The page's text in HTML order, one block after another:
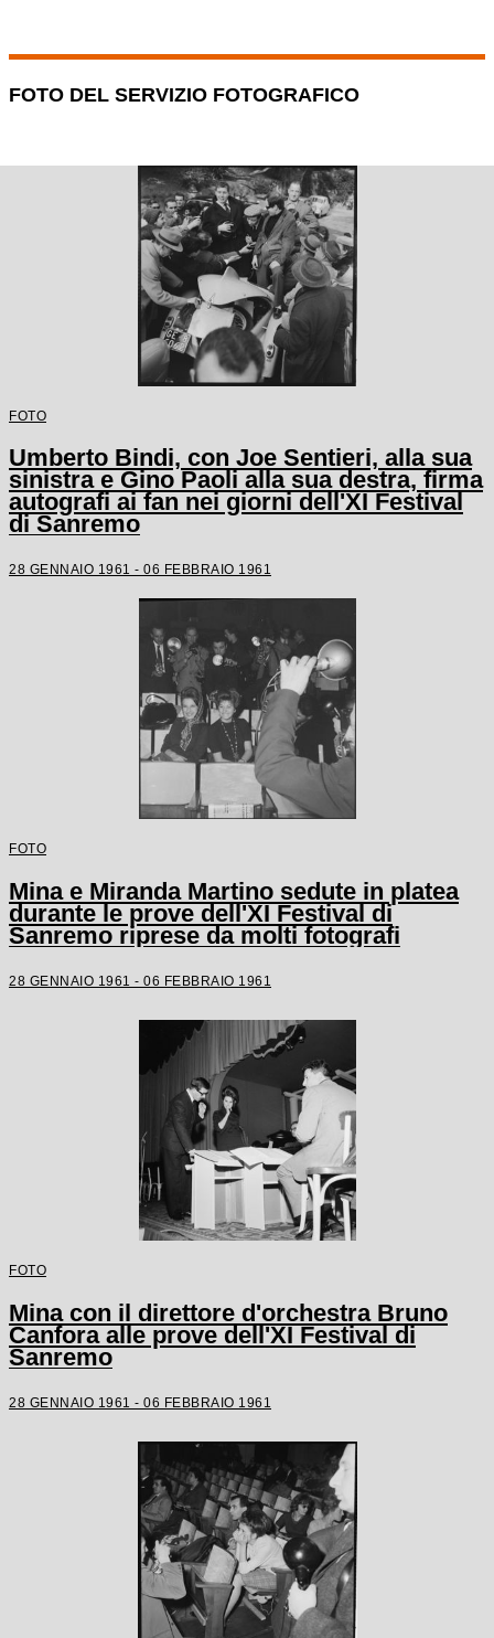
FOTO DEL SERVIZIO FOTOGRAFICO
FOTO
Umberto Bindi, con Joe Sentieri, alla sua
sinistra e Gino Paoli alla sua destra, firma
autografi ai fan nei giorni dell'XI Festival
di Sanremo
28 GENNAIO 1961 - 06 FEBBRAIO 1961
FOTO
Mina e Miranda Martino sedute in platea
durante le prove dell'XI Festival di
Sanremo riprese da molti fotografi
28 GENNAIO 1961 - 06 FEBBRAIO 1961
FOTO
Mina con il direttore d'orchestra Bruno
Canfora alle prove dell'XI Festival di
Sanremo
28 GENNAIO 1961 - 06 FEBBRAIO 1961